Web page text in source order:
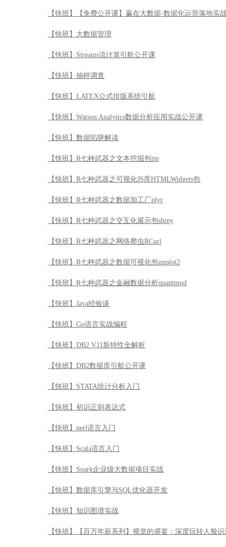
【快班】【免费公开课】赢在大数据-数据化运营落地实
【快班】大数据管理
【快班】Streams流计算引航公开课
【快班】抽样调查
【快班】LATEX公式排版系统引航
【快班】Watson Analytics数据分析应用实战公开课
【快班】数据陷阱解读
【快班】R七种武器之文本挖掘包tm
【快班】R七种武器之可视化JS库HTMLWidgets包
【快班】R七种武器之数据加工厂plyr
【快班】R七种武器之交互化展示包shiny
【快班】R七种武器之网络爬虫RCurl
【快班】R七种武器之数据可视化包ggplot2
【快班】R七种武器之金融数据分析quantmod
【快班】Java经验谈
【快班】Go语言实战编程
【快班】DB2 V11新特性全解析
【快班】DB2数据库引航公开课
【快班】STATA统计分析入门
【快班】初识正则表达式
【快班】perl语言入门
【快班】Scala语言入门
【快班】Spark企业级大数据项目实战
【快班】数据库引擎与SQL优化器开发
【快班】知识图谱实战
【快班】【百万年薪系列】视觉的盛宴：深度玩转人脸识